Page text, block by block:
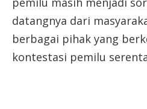
datangnya dari
berbagai pihak yang
kontestasi pemilu